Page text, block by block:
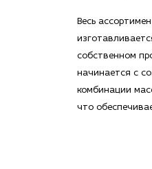
Весь
собственном
начинается с
комбинации
что